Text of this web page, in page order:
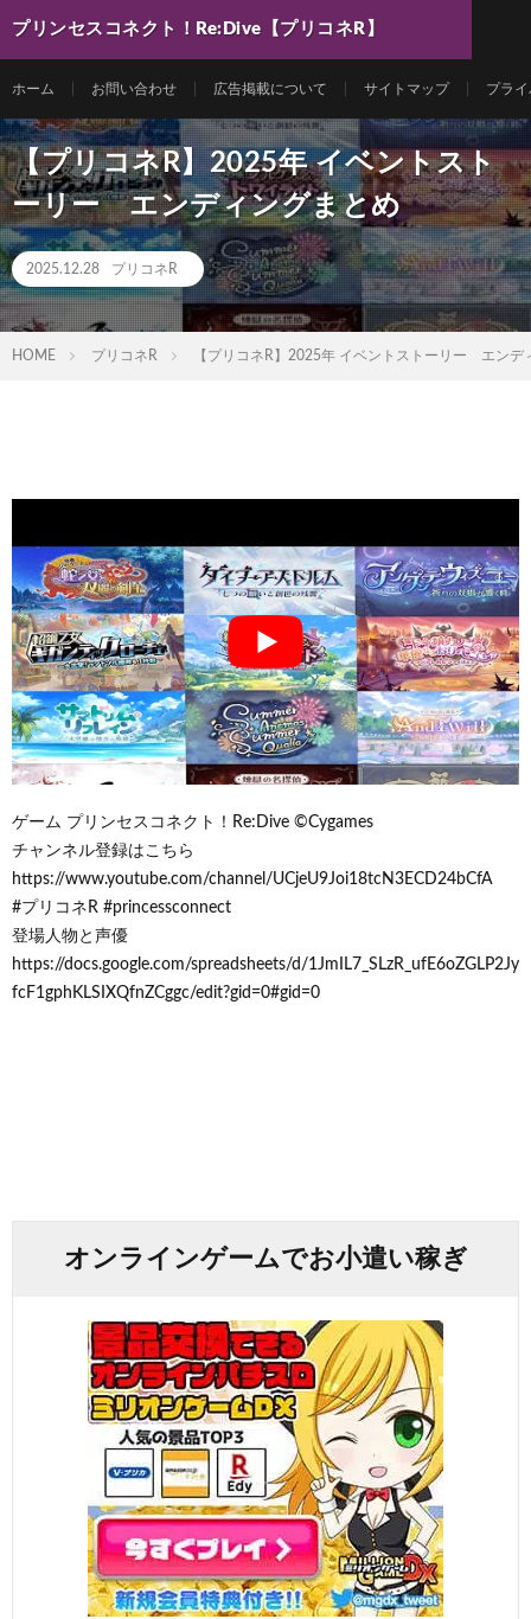
プリンセスコネクト！Re:Dive【プリコネR】
ホーム お問い合わせ 広告掲載について サイトマップ プラ
【プリコネR】2025年 イベントスト
ーリー エンディングまとめ
2025.12.28 プリコネR
HOME プリコネR 【プリコネR】2025年 イベントストーリー エンデ
ゲーム プリンセスコネクト！Re:Dive ©Cygames
チャンネル登録はこちら
https://www.youtube.com/channel/UCjeU9Joi18tcN3ECD24bCfA
#プリコネR #princessconnect
登場人物と声優
https://docs.google.com/spreadsheets/d/1JmIL7_SLzR_ufE6oZGLP2Jy
fcF1gphKLSIXQfnZCggc/edit?gid=0#gid=0
オンラインゲームでお小遣い稼ぎ